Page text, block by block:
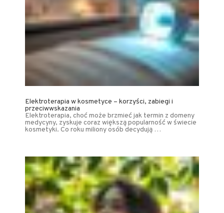
Elektroterapia w kosmetyce – korzyści, zabiegi i
przeciwwskazania
Elektroterapia, choć może brzmieć jak termin z domeny
medycyny, zyskuje coraz większą popularność w świecie
kosmetyki. Co roku miliony osób decydują …